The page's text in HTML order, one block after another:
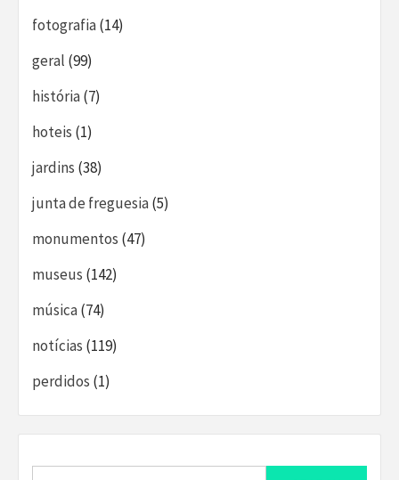
fotografia(14)
geral (99)
história(7)
hoteis (1)
jardins (38)
junta de freguesia(5)
monumentos (47)
museus (142)
música(74)
notícias (119)
perdidos (1)